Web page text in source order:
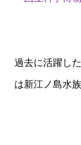
過去に活躍し
は新江ノ島水